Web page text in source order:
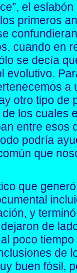
el
primeros
cuando en
se decía
evolutivo.
a
otro tipo de
los cuales
entre esos
podría
que
que
y
de
poco
de
buen fósil,